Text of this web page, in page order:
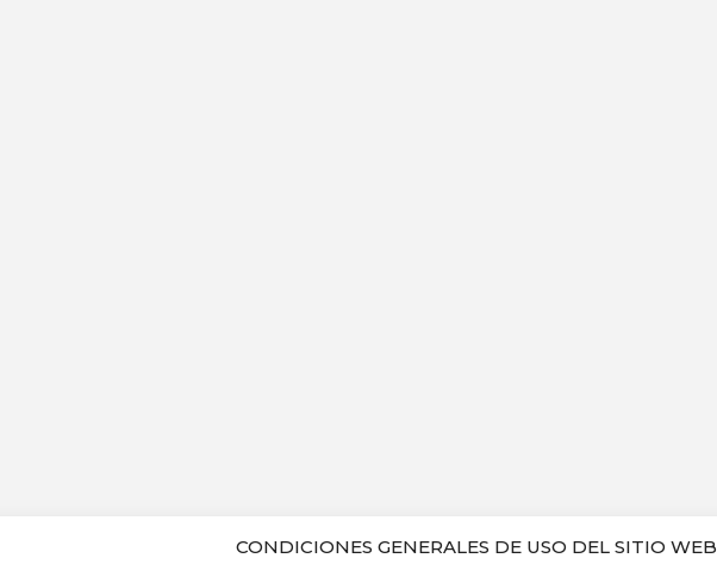
CONDICIONES GENERALES DE USO DEL SITIO WEB